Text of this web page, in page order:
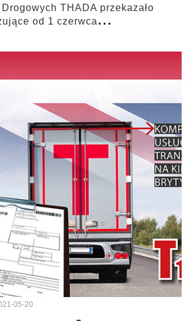
THADA przekazało
od 1 czerwca ...
05-20